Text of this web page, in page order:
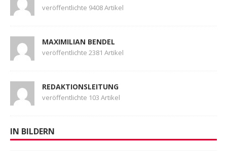
veröffentlichte 9408 Artikel
MAXIMILIAN BENDEL
veröffentlichte 2381 Artikel
REDAKTIONSLEITUNG
veröffentlichte 103 Artikel
IN BILDERN